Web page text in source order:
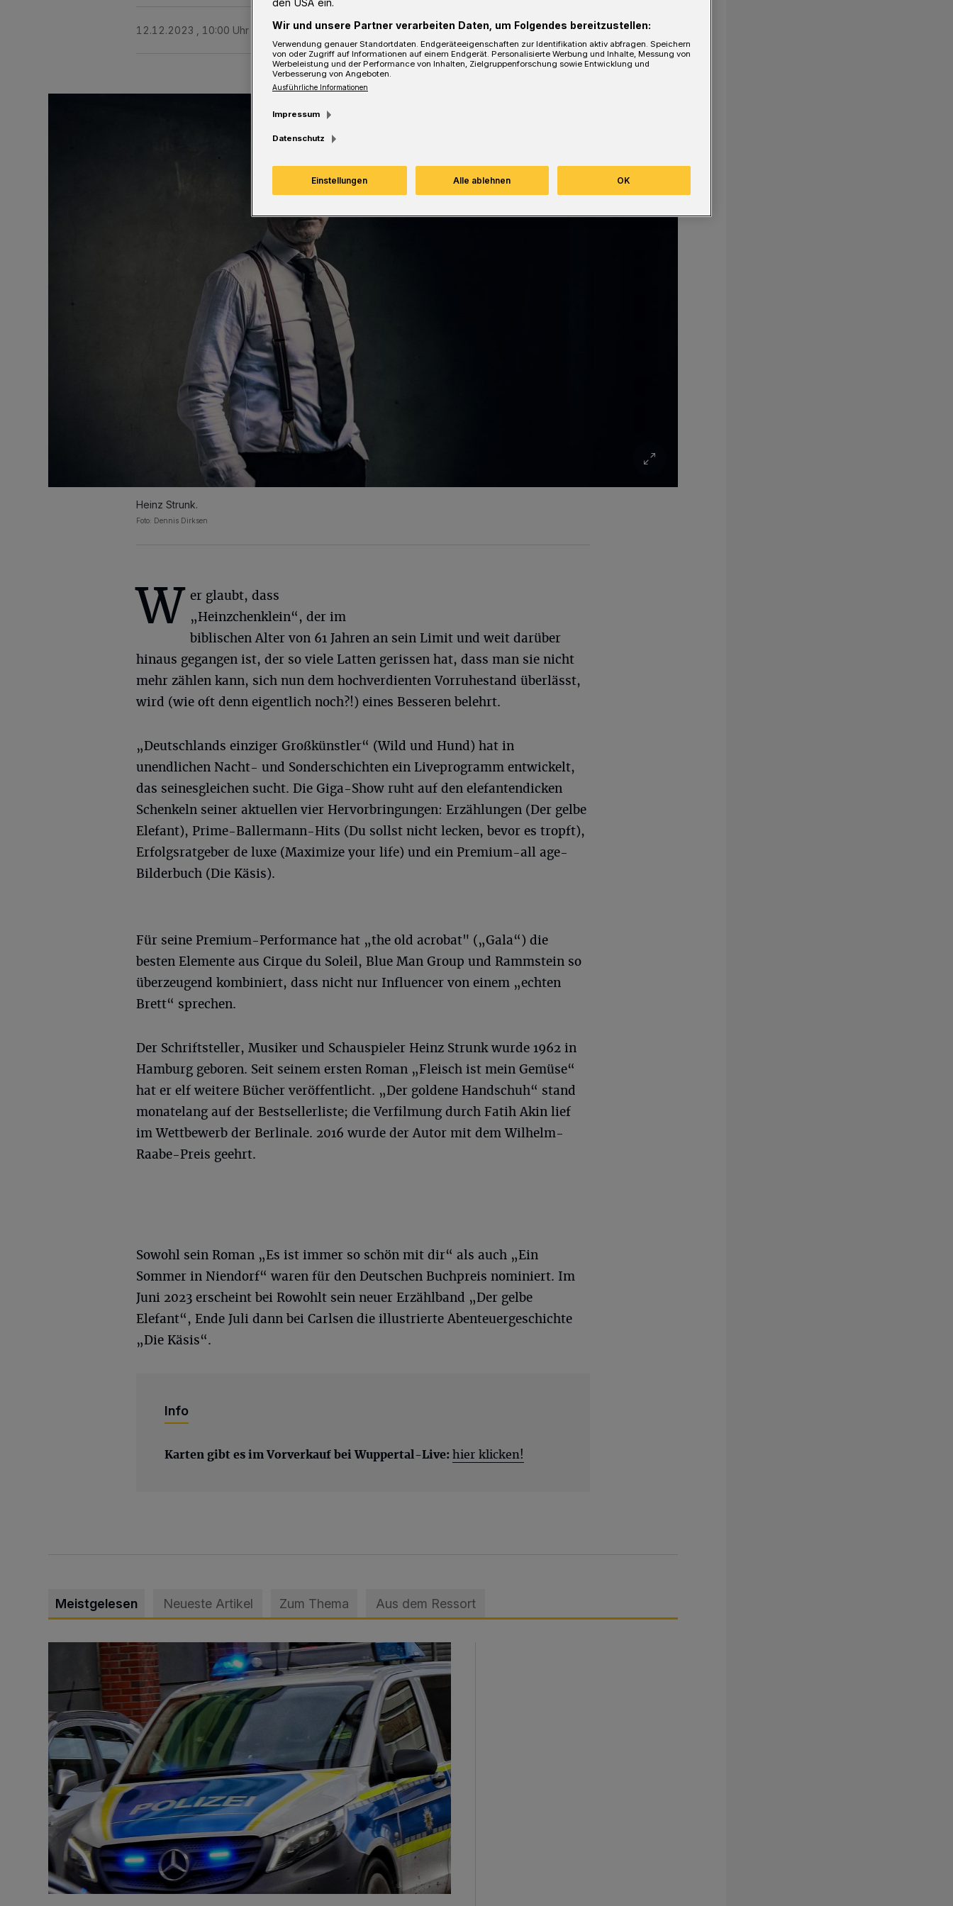
12.12.2023 , 10:00 Uhr Eine Minute Lesezeit
Heinz Strunk.
Foto: Dennis Dirksen
W er glaubt, dass
„Heinzchenklein“, der im
biblischen Alter von 61 Jahren an sein Limit und weit darüber
hinaus gegangen ist, der so viele Latten gerissen hat, dass man sie nicht
mehr zählen kann, sich nun dem hochverdienten Vorruhestand überlässt,
wird (wie oft denn eigentlich noch?!) eines Besseren belehrt.
„Deutschlands einziger Großkünstler“ (Wild und Hund) hat in
unendlichen Nacht- und Sonderschichten ein Liveprogramm entwickelt,
das seinesgleichen sucht. Die Giga-Show ruht auf den elefantendicken
Schenkeln seiner aktuellen vier Hervorbringungen: Erzählungen (Der gelbe
Elefant), Prime-Ballermann-Hits (Du sollst nicht lecken, bevor es tropft),
Erfolgsratgeber de luxe (Maximize your life) und ein Premium-all age-
Bilderbuch (Die Käsis).
Für seine Premium-Performance hat „the old acrobat" („Gala“) die
besten Elemente aus Cirque du Soleil, Blue Man Group und Rammstein so
überzeugend kombiniert, dass nicht nur Influencer von einem „echten
Brett“ sprechen.
Der Schriftsteller, Musiker und Schauspieler Heinz Strunk wurde 1962 in
Hamburg geboren. Seit seinem ersten Roman „Fleisch ist mein Gemüse“
hat er elf weitere Bücher veröffentlicht. „Der goldene Handschuh“ stand
monatelang auf der Bestsellerliste; die Verfilmung durch Fatih Akin lief
im Wettbewerb der Berlinale. 2016 wurde der Autor mit dem Wilhelm-
Raabe-Preis geehrt.
Sowohl sein Roman „Es ist immer so schön mit dir“ als auch „Ein
Sommer in Niendorf“ waren für den Deutschen Buchpreis nominiert. Im
Juni 2023 erscheint bei Rowohlt sein neuer Erzählband „Der gelbe
Elefant“, Ende Juli dann bei Carlsen die illustrierte Abenteuergeschichte
„Die Käsis“.
Info
Karten gibt es im Vorverkauf bei Wuppertal-Live: hier klicken!
Meistgelesen Neueste Artikel Zum Thema Aus dem Ressort
Mann beschädigt Autos in Parkhaus
den USA ein.
Wir und unsere Partner verarbeiten Daten, um Folgendes bereitzustellen:
Verwendung genauer Standortdaten. Endgeräteeigenschaften zur Identifikation aktiv abfragen. Speichern
von oder Zugriff auf Informationen auf einem Endgerät. Personalisierte Werbung und Inhalte, Messung von
Werbeleistung und der Performance von Inhalten, Zielgruppenforschung sowie Entwicklung und
Verbesserung von Angeboten.
Ausführliche Informationen
Impressum
Datenschutz
Einstellungen Alle ablehnen OK